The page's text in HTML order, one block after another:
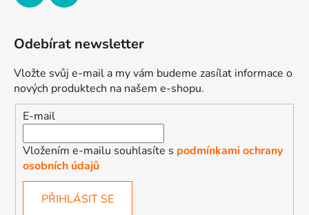
Odebírat newsletter
Vložte svůj e-mail a my vám budeme zasílat informace o
nových produktech na našem e-shopu.
E-mail
Vložením e-mailu souhlasíte s podmínkami ochrany
osobních údajů
PŘIHLÁSIT SE